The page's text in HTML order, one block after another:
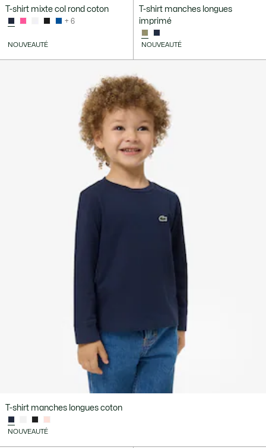
T-shirt mixte col rond coton
+ 6
NOUVEAUTÉ
T-shirt manches longues
imprimé
NOUVEAUTÉ
T-shirt manches longues coton
NOUVEAUTÉ